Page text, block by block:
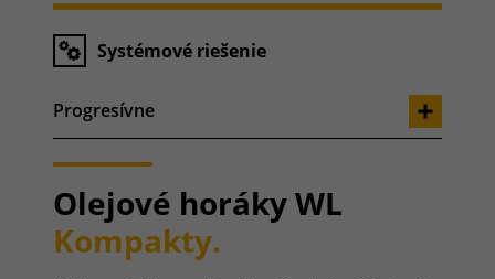
Systémové riešenie
Progresívne
Olejové horáky WL
Kompakty.